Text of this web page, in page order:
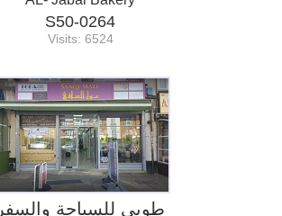
S50-0264
Visits: 6524
طوبى للسياحة والسفر